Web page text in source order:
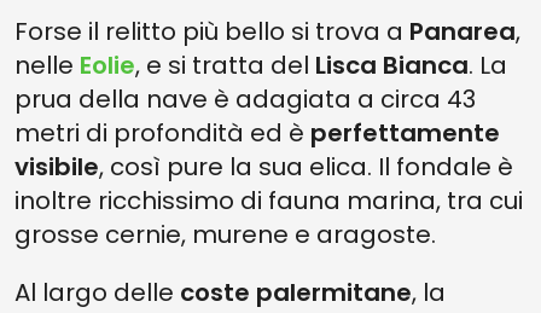
Forse il relitto più bello si trova a Panarea,
nelle Eolie, e si tratta del Lisca Bianca. La
prua della nave è adagiata a circa 43
metri di profondità ed è perfettamente
visibile, così pure la sua elica. Il fondale è
inoltre ricchissimo di fauna marina, tra cui
grosse cernie, murene e aragoste.
Al largo delle coste palermitane, la